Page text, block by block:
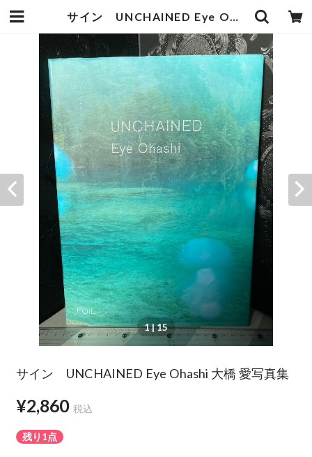
サイン UNCHAINED Eye Ohashi 大橋 愛写真集 | zbooks
1| 15
サイン UNCHAINED Eye Ohashi 大橋 愛写真集
¥2,860 税込
残り1点